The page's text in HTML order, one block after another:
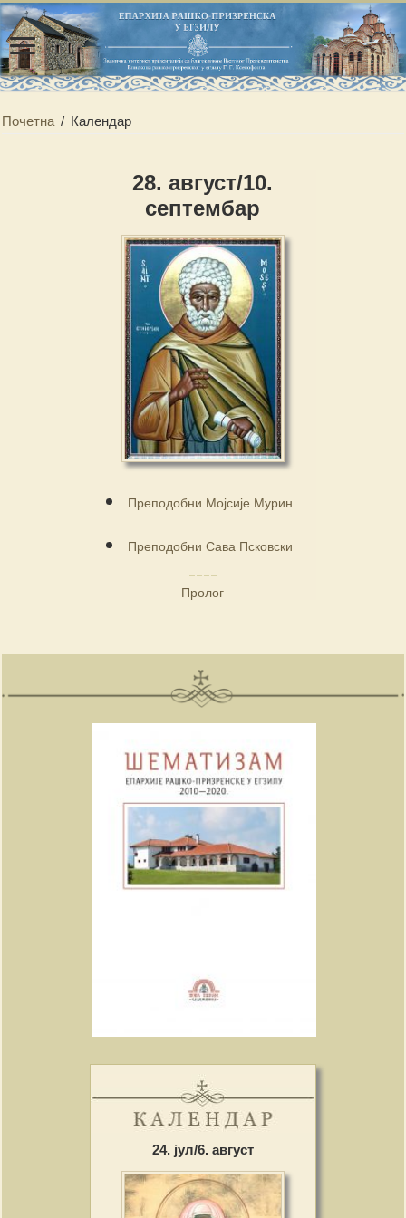
Почетна / Календар
28. август/10.
септембар
Преподобни Мојсије Мурин
Преподобни Сава Псковски
Пролог
24. јул/6. август